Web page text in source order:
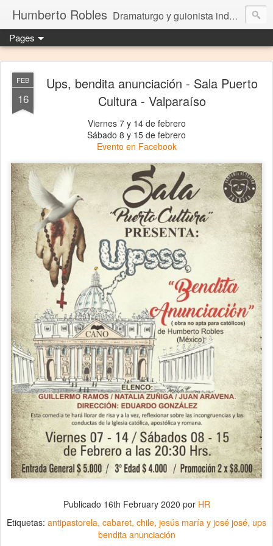
Humberto Robles Dramaturgo y guionista independiente
Pages
FEB
16
Ups, bendita anunciación - Sala Puerto
Cultura - Valparaíso
Viernes 7 y 14 de febrero
Sábado 8 y 15 de febrero
Evento en Facebook
Publicado 16th February 2020 por HR
Etiquetas: antipastorela cabaret chile jesús maría y josé josé ups
bendita anunciación